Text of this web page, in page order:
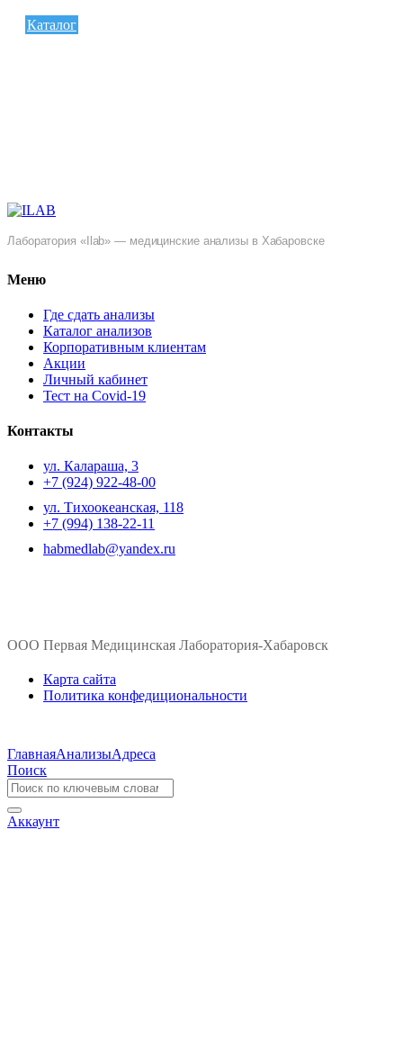
Каталог
Лаборатория «Ilab» — медицинские анализы в Хабаровске
Меню
Где сдать анализы
Каталог анализов
Корпоративным клиентам
Акции
Личный кабинет
Тест на Covid-19
Контакты
ул. ​Калараша, 3
+7 (924) 922-48-00
ул. ​Тихоокеанская, 118
+7 (994) 138-22-11
habmedlab@yandex.ru
ООО Первая Медицинская Лаборатория-Хабаровск
Карта сайта
Политика конфедициональности
ГлавнаяАнализыАдреса
Поиск
Аккаунт